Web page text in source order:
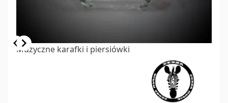
Item
Muzyczne karafki i piersiówki